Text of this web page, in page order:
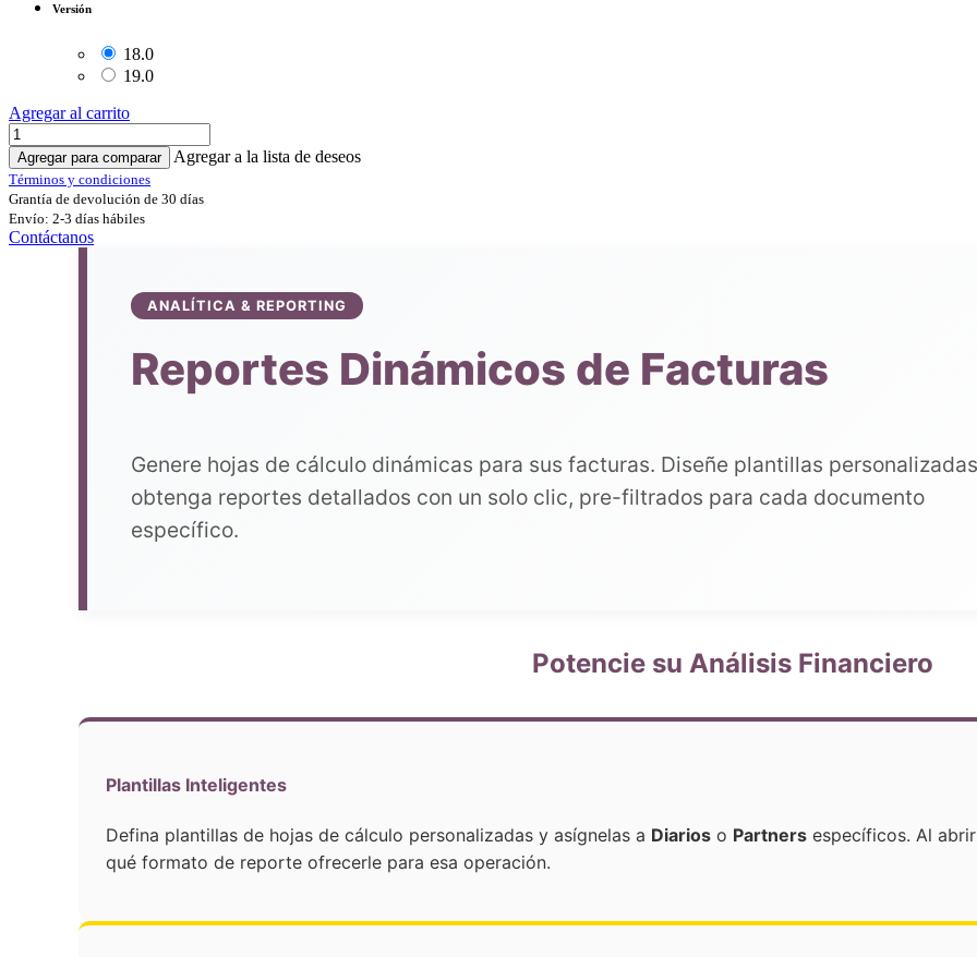
Versión
18.0
19.0
Agregar al carrito
Agregar para comparar Agregar a la lista de deseos
Términos y condiciones
Grantía de devolución de 30 días
Envío: 2-3 días hábiles
Contáctanos
ANALÍTICA & REPORTING
Reportes Dinámicos de Facturas
Genere hojas de cálculo dinámicas para sus facturas. Diseñe plantillas
obtenga reportes detallados con un solo clic, pre-filtrados para cada documento
específico.
Potencie su Análisis Financiero
Plantillas Inteligentes
Defina plantillas de hojas de cálculo personalizadas y asígnelas a Diarios o Partners específicos. Al
qué formato de reporte ofrecerle para esa operación.